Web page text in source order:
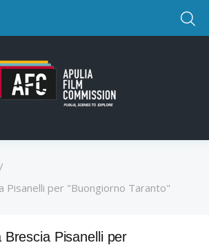
/
Pisanelli per "Buongiorno Taranto"
Brescia Pisanelli per